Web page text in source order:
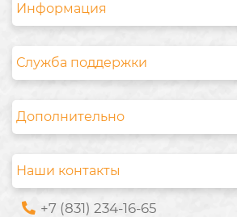
Информация
Служба поддержки
Дополнительно
Наши контакты
+7 (831) 234-16-65